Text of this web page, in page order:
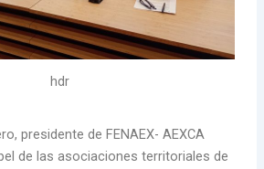
hdr
presidente de FENAEX- AEXCA
de las asociaciones territoriales de